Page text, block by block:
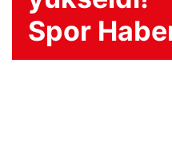
Spor